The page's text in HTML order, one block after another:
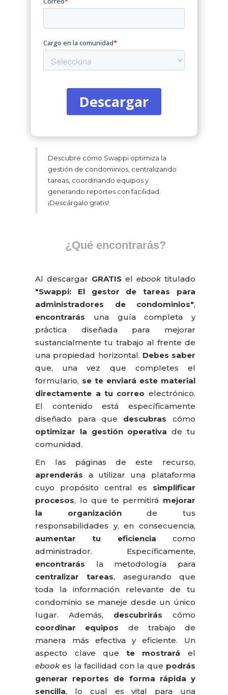
Descubre cómo Swappi optimiza la
gestión de condominios, centralizando
tareas, coordinando equipos y
generando reportes con facilidad.
¡Descárgalo gratis!
¿Qué encontrarás?
Al descargar GRATIS el ebooktitulado
"Swappi: El gestor de tareas para
administradores de condominios",
encontrarás una guía completa y
práctica diseñada para mejorar
sustancialmente tu trabajo al frente de
una propiedad horizontal. Debes saber
que, una vez que completes el
formulario, se te enviará este material
directamente a tu correo electrónico.
El contenido está específicamente
diseñado para que descubras cómo
optimizar la gestión operativa de tu
comunidad.
En las páginas de este recurso,
aprenderás a utilizar una plataforma
cuyo propósito central es simplificar
procesos, lo que te permitirá mejorar
la organizaciónde tus
responsabilidades y, en consecuencia,
aumentar tu eficiencia como
administrador. Específicamente,
encontrarás la metodología para
centralizar tareas, asegurando que
toda la información relevante de tu
condominio se maneje desde un único
lugar. Además, descubrirás cómo
coordinar equipos de trabajo de
manera más efectiva y eficiente. Un
aspecto clave quete mostrará el
ebookes la facilidad con la que podrás
generar reportes de forma rápida y
sencilla, lo cual es vital para una